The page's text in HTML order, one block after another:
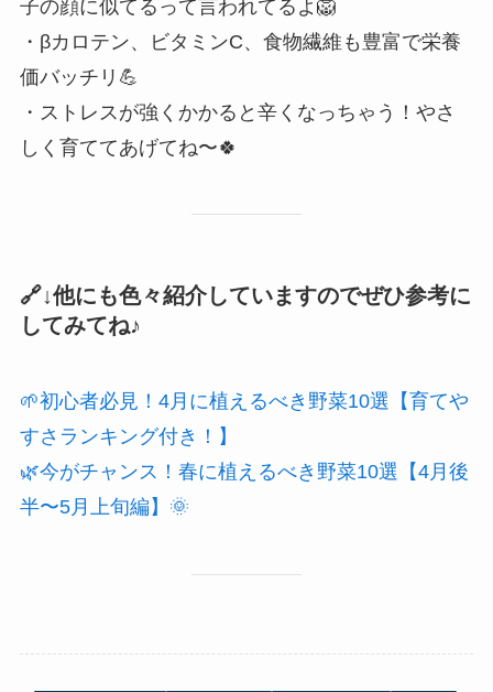
子の顔に似てるって言われてるよ🦁
・βカロテン、ビタミンC、食物繊維も豊富で栄養
価バッチリ💪
・ストレスが強くかかると辛くなっちゃう！やさ
しく育ててあげてね〜🍀
🔗↓他にも色々紹介していますのでぜひ参考に
してみてね♪
🌱初心者必見！4月に植えるべき野菜10選【育てや
すさランキング付き！】
🌿今がチャンス！春に植えるべき野菜10選【4月後
半〜5月上旬編】🌞